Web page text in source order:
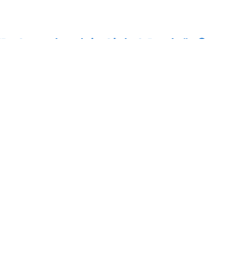
Comeback in Sicht? Book äußert